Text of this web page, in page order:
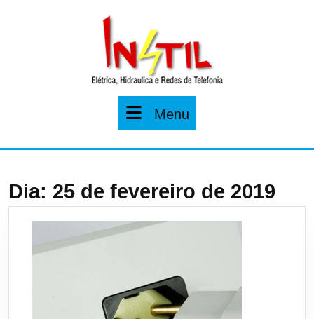
Menu
Dia: 25 de fevereiro de 2019